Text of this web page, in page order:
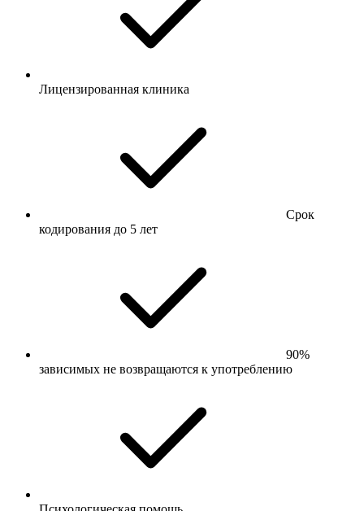
Лицензированная клиника
Срок
кодирования до 5 лет
90%
зависимых не возвращаются к употреблению